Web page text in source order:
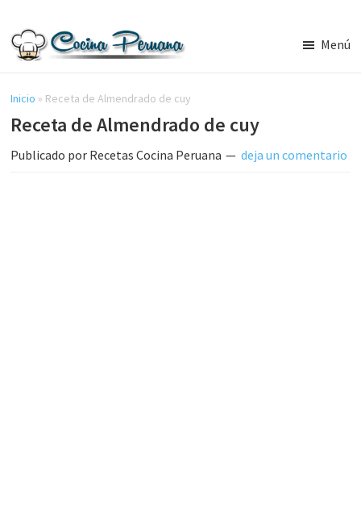
contenido
lateral
principal
Cocina
Peruana,
Recetas
de
Comida
Menú
Inicio » Receta de Almendrado de cuy
Receta de Almendrado de cuy
Publicado por Recetas Cocina Peruana deja un comentario